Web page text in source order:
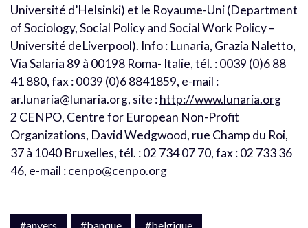
Université d’Helsinki) et le Royaume-Uni (Department
of Sociology, Social Policy and Social Work Policy –
Université deLiverpool). Info : Lunaria, Grazia Naletto,
Via Salaria 89 à 00198 Roma- Italie, tél. : 0039 (0)6 88
41 880, fax : 0039 (0)6 8841859, e-mail :
ar.lunaria@lunaria.org, site :http://www.lunaria.org
2 CENPO, Centre for European Non-Profit
Organizations, David Wedgwood, rue Champ du Roi,
37 à 1040 Bruxelles, tél. : 02 734 07 70, fax : 02 733 36
46, e-mail : cenpo@cenpo.org
#anvers #banque #belgique